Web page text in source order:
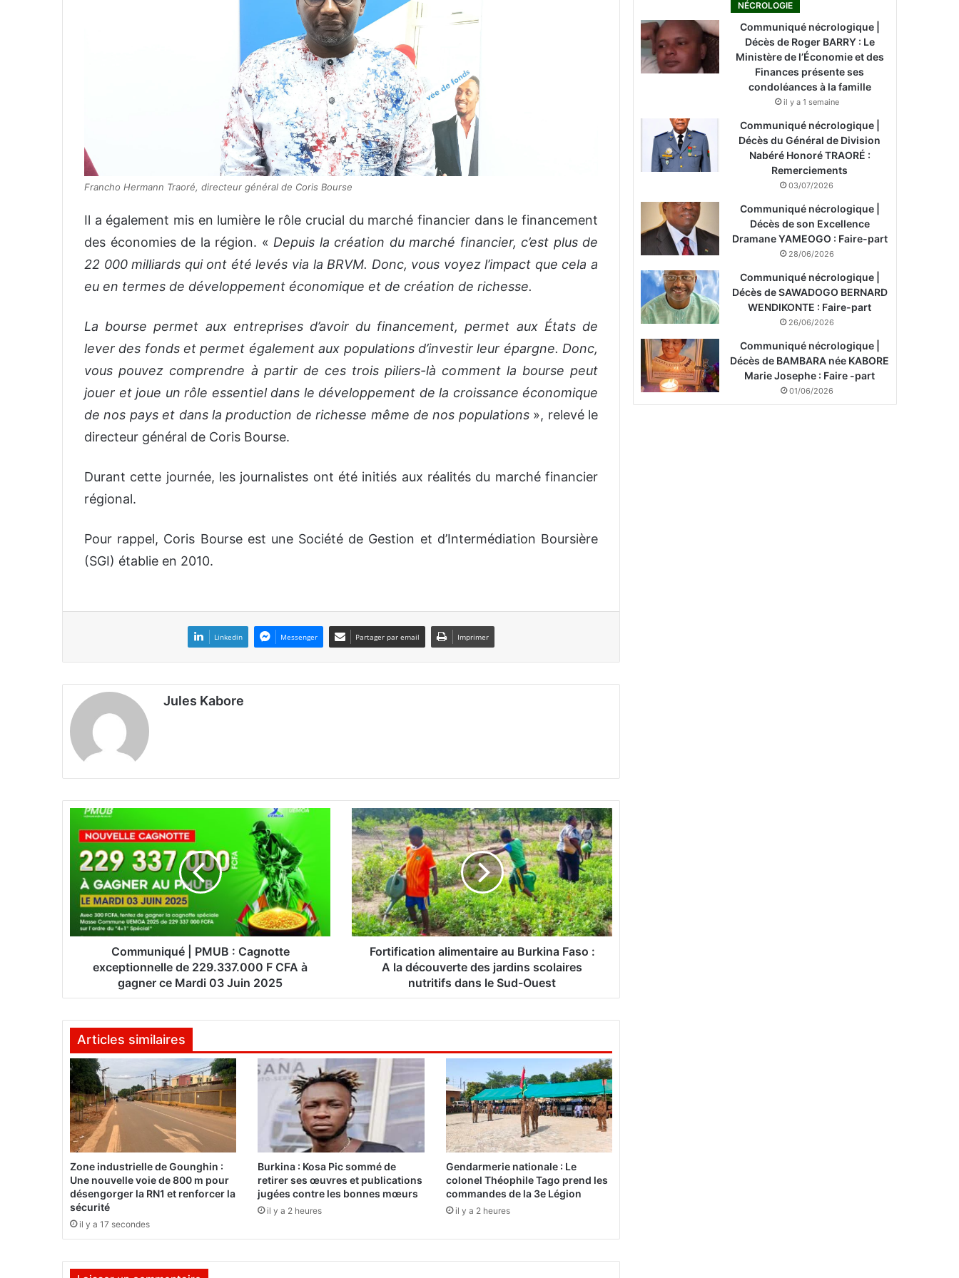
Francho Hermann Traoré, directeur général de Coris Bourse
Il a également mis en lumière le rôle crucial du marché financier dans le financement
des économies de la région. « Depuis la création du marché financier, c’est plus de
22 000 milliards qui ont été levés via la BRVM. Donc, vous voyez l’impact que cela a
eu en termes de développement économique et de création de richesse.
La bourse permet aux entreprises d’avoir du financement, permet aux États de
lever des fonds et permet également aux populations d’investir leur épargne. Donc,
vous pouvez comprendre à partir de ces trois piliers-là comment la bourse peut
jouer et joue un rôle essentiel dans le développement de la croissance économique
de nos pays et dans la production de richesse même de nos populations», relevé le
directeur général de Coris Bourse.
Durant cette journée, les journalistes ont été initiés aux réalités du marché financier
régional.
Pour rappel, Coris Bourse est une Société de Gestion et d’Intermédiation Boursière
(SGI) établie en 2010.
Linkedin Messenger Partager par email Imprimer
Jules Kabore
u
C
a
g
n
o
t
t
e
x
c
e
i
Communiqué | PMUB : Cagnotte
exceptionnelle de 229.337.000 F CFA à
gagner ce Mardi 03 Juin 2025
F
o
r
t
i
f
i
c
a
m
e
n
t
a
i
r
a
u
i
Fortification alimentaire au Burkina Faso :
A la découverte des jardins scolaires
nutritifs dans le Sud-Ouest
Articles similaires
Zone industrielle de Gounghin :
Une nouvelle voie de 800 m pour
désengorger la RN1 et renforcer la
sécurité
il y a 17 secondes
Burkina : Kosa Pic sommé de
retirer ses œuvres et publications
jugées contre les bonnes mœurs
il y a 2 heures
Gendarmerie nationale : Le
colonel Théophile Tago prend les
commandes de la 3e Légion
il y a 2 heures
NÉCROLOGIE
Communiqué nécrologique |
Décès de Roger BARRY : Le
Ministère de l’Économie et des
Finances présente ses
condoléances à la famille
il y a 1 semaine
Communiqué nécrologique |
Décès du Général de Division
Nabéré Honoré TRAORÉ :
Remerciements
03/07/2026
Communiqué nécrologique |
Décès de son Excellence
Dramane YAMEOGO : Faire-part
28/06/2026
Communiqué nécrologique |
Décès de SAWADOGO BERNARD
WENDIKONTE : Faire-part
26/06/2026
Communiqué nécrologique |
Décès de BAMBARA née KABORE
Marie Josephe : Faire -part
01/06/2026